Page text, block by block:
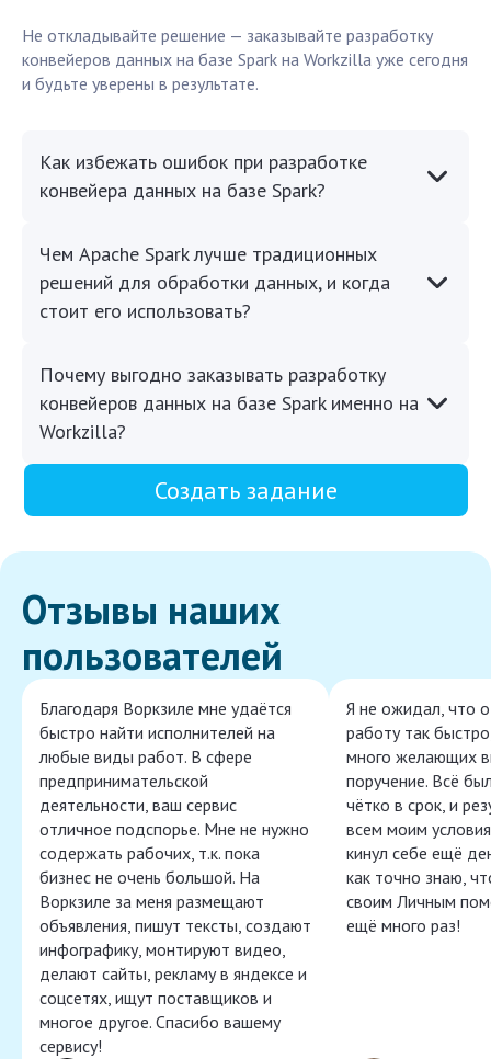
Не откладывайте решение — заказывайте разработку
конвейеров данных на базе Spark на Workzilla уже сегодня
и будьте уверены в результате.
Как избежать ошибок при разработке
конвейера данных на базе Spark?
Чем Apache Spark лучше традиционных
решений для обработки данных, и когда
стоит его использовать?
Почему выгодно заказывать разработку
конвейеров данных на базе Spark именно на
Workzilla?
Создать задание
Отзывы наших
пользователей
Благодаря Воркзиле мне удаётся
быстро найти исполнителей на
любые виды работ. В сфере
предпринимательской
деятельности, ваш сервис
отличное подспорье. Мне не нужно
содержать рабочих, т.к. пока
бизнес не очень большой. На
Воркзиле за меня размещают
объявления, пишут тексты, создают
инфографику, монтируют видео,
делают сайты, рекламу в яндексе и
соцсетях, ищут поставщиков и
многое другое. Спасибо вашему
сервису!
Я не ожидал, что
работу так
много желающих
поручение. Всё
чётко в срок, и
всем моим
кинул себе ещё
как точно знаю,
своим Личным
ещё много раз!